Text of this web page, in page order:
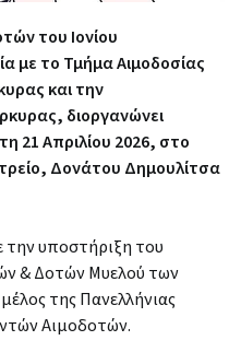
του Ιονίου
με το Τμήμα Αιμοδοσίας
και την
διοργανώνει
21 Απριλίου 2026, στο
Δονάτου Δημουλίτσα
υποστήριξη του
& Δοτών Μυελού των
της Πανελλήνιας
Αιμοδοτών.